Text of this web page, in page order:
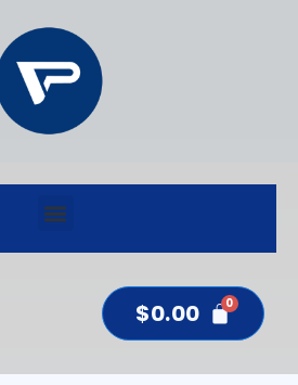
$0.00